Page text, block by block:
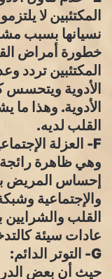
المكتئبين لا
نسيانها بسبب
خطورة أمراض
المكتئبين تردد
الأدوية ويتحسس
الأدوية. وهذا ما
القلب لديه.
F- العزلة الإجتماعية:
وهي ظاهرة رائجة
إحساس المريض
والإجتماعية
القلب
عادات سيئة
G- التوتر الدائم:
حيث أن بعض